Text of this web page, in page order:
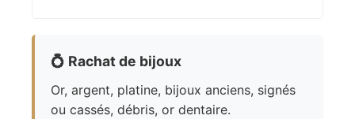
💍 Rachat de bijoux
Or, argent, platine, bijoux anciens, signés
ou cassés, débris, or dentaire.